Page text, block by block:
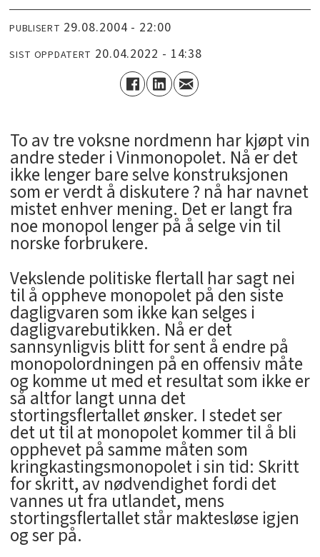
PUBLISERT 29.08.2004 - 22:00
SIST OPPDATERT 20.04.2022 - 14:38
To av tre voksne nordmenn har kjøpt vin
andre steder i Vinmonopolet. Nå er det
ikke lenger bare selve konstruksjonen
som er verdt å diskutere ? nå har navnet
mistet enhver mening. Det er langt fra
noe monopol lenger på å selge vin til
norske forbrukere.
Vekslende politiske flertall har sagt nei
til å oppheve monopolet på den siste
dagligvaren som ikke kan selges i
dagligvarebutikken. Nå er det
sannsynligvis blitt for sent å endre på
monopolordningen på en offensiv måte
og komme ut med et resultat som ikke er
så altfor langt unna det
stortingsflertallet ønsker. I stedet ser
det ut til at monopolet kommer til å bli
opphevet på samme måten som
kringkastingsmonopolet i sin tid: Skritt
for skritt, av nødvendighet fordi det
vannes ut fra utlandet, mens
stortingsflertallet står maktesløse igjen
og ser på.